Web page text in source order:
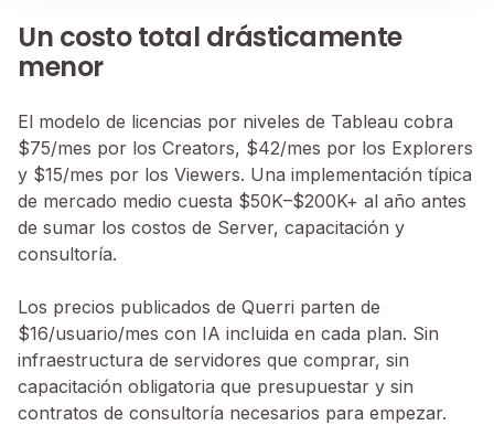
Un costo total drásticamente
menor
El modelo de licencias por niveles de Tableau cobra
$75/mes por los Creators, $42/mes por los Explorers
y $15/mes por los Viewers. Una implementación típica
de mercado medio cuesta $50K–$200K+ al año antes
de sumar los costos de Server, capacitación y
consultoría.
Los precios publicados de Querri parten de
$16/usuario/mes con IA incluida en cada plan. Sin
infraestructura de servidores que comprar, sin
capacitación obligatoria que presupuestar y sin
contratos de consultoría necesarios para empezar.